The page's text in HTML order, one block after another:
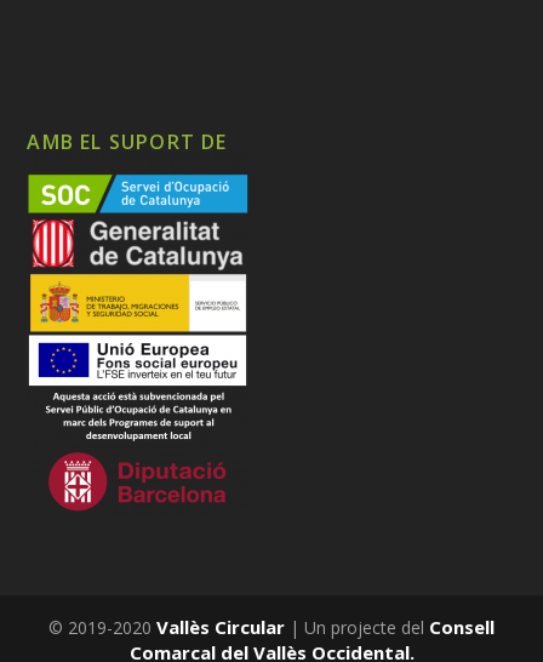
AMB EL SUPORT DE
© 2019-2020 Vallès Circular | Un projecte del Consell
Comarcal del Vallès Occidental.